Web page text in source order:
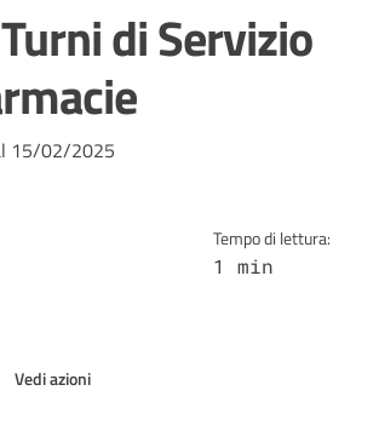
di Servizio
notizia
15/02/2025
Tempo di lettura:
1 min
Vedi azioni